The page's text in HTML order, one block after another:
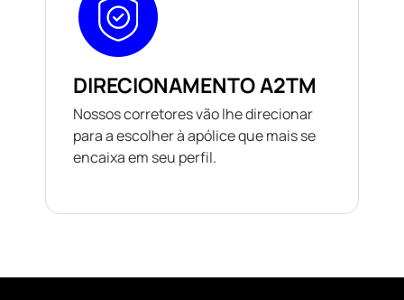
DIRECIONAMENTO A2TM
Nossos corretores vão lhe direcionar
para a escolher à apólice que mais se
encaixa em seu perfil.